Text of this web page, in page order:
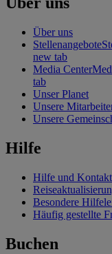
Über uns
Stellenangebote
new tab
Media Center
tab
Unser Planet
Unsere
Unsere
Hilfe
Hilfe und Kontakt
Besondere
Häufig gestellte
Buchen